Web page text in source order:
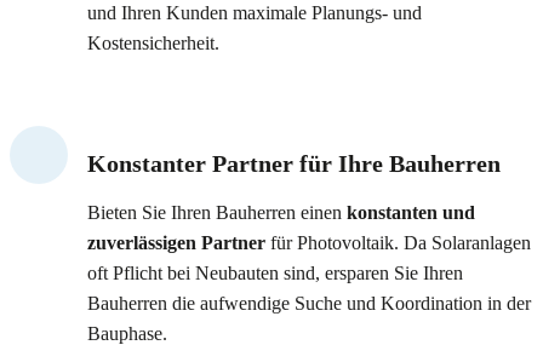
und Ihren Kunden maximale Planungs- und
Kostensicherheit.
Konstanter Partner für Ihre Bauherren
Bieten Sie Ihren Bauherren einen konstanten und
zuverlässigen Partner für Photovoltaik. Da Solaranlagen
oft Pflicht bei Neubauten sind, ersparen Sie Ihren
Bauherren die aufwendige Suche und Koordination in der
Bauphase.